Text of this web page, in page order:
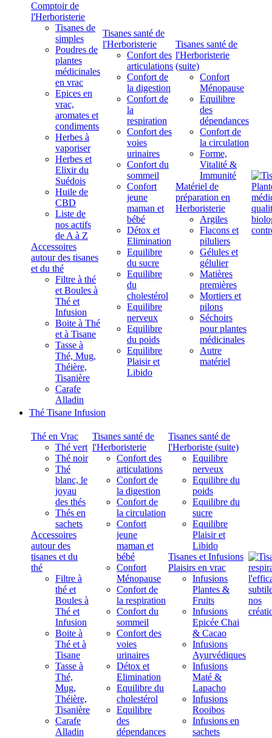
Comptoir de
l'Herboristerie
Tisanes de
simples
Poudres de
plantes
médicinales
en vrac
Epices en
vrac,
aromates et
condiments
Herbes à
vaporiser
Herbes et
Elixir du
Suédois
Huile de
CBD
Liste de
nos actifs
de A à Z
Accessoires
autour des tisanes
et du thé
Filtre à thé
et Boules à
Thé et
Infusion
Boite à Thé
et à Tisane
Tasse à
Thé, Mug,
Théière,
Tisanière
Carafe
Alladin
Tisanes santé de
l'Herboristerie
Confort des
articulations
Confort de
la digestion
Confort de
la
respiration
Confort des
voies
urinaires
Confort du
sommeil
Confort
jeune
maman et
bébé
Détox et
Elimination
Equilibre
du sucre
Equilibre
du
cholestérol
Equilibre
nerveux
Equilibre
du poids
Equilibre
Plaisir et
Libido
Tisanes santé de
l'Herboristerie
(suite)
Confort
Ménopause
Equilibre
des
dépendances
Confort de
la circulation
Forme,
Vitalité &
Immunité
Matériel de
préparation en
Herboristerie
Argiles
Flacons et
piluliers
Gélules et
gélulier
Matières
premières
Mortiers et
pilons
Séchoirs
pour plantes
médicinales
Autre
matériel
Thé Tisane Infusion
Thé en Vrac
Thé vert
Thé noir
Thé
blanc, le
joyau
des thés
Thés en
sachets
Accessoires
autour des
tisanes et du
thé
Filtre à
thé et
Boules à
Thé et
Infusion
Boite à
Thé et à
Tisane
Tasse à
Thé,
Mug,
Théière,
Tisanière
Carafe
Alladin
Tisanes santé de
l'Herboristerie
Confort des
articulations
Confort de
la digestion
Confort de
la circulation
Confort
jeune
maman et
bébé
Confort
Ménopause
Confort de
la respiration
Confort du
sommeil
Confort des
voies
urinaires
Détox et
Elimination
Equilibre du
cholestérol
Equilibre
des
dépendances
Tisanes santé de
l'Herboriste (suite)
Equilibre
nerveux
Equilibre du
poids
Equilibre du
sucre
Equilibre
Plaisir et
Libido
Tisanes et Infusions
Plaisirs en vrac
Infusions
Plantes &
Fruits
Infusions
Epicée Chai
& Cacao
Infusions
Ayurvédiques
Infusions
Maté &
Lapacho
Infusions
Rooibos
Infusions en
sachets